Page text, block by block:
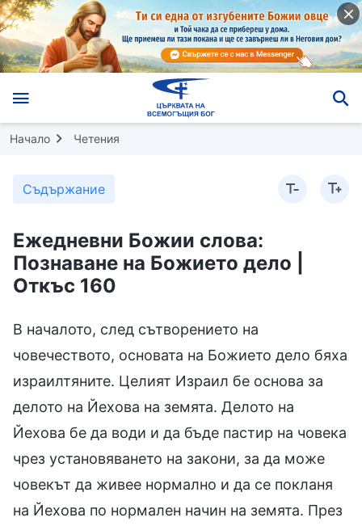
Начало Четения
Съдържание
Ежедневни Божии слова:
Познаване на Божието дело |
Откъс 160
В началото, след сътворението на
човечеството, основата на Божието дело бяха
израилтяните. Целият Израил бе основа за
делото на Йехова на земята. Делото на
Йехова бе да води и да бъде пастир на човека
чрез установяването на закони, за да може
човекът да живее нормално и да се покланя
на Йехова по нормален начин на земята. През